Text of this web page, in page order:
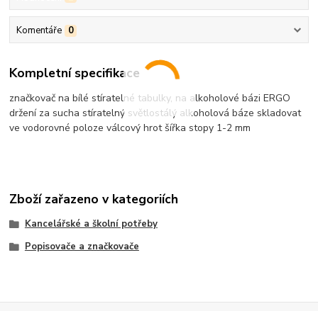
Komentáře 0
Kompletní specifikace
značkovač na bílé stíratelné tabulky, na alkoholové bázi ERGO
držení za sucha stíratelný světlostálý alkoholová báze skladovat
ve vodorovné poloze válcový hrot šířka stopy 1-2 mm
Zboží zařazeno v kategoriích
Kancelářské a školní potřeby
Popisovače a značkovače